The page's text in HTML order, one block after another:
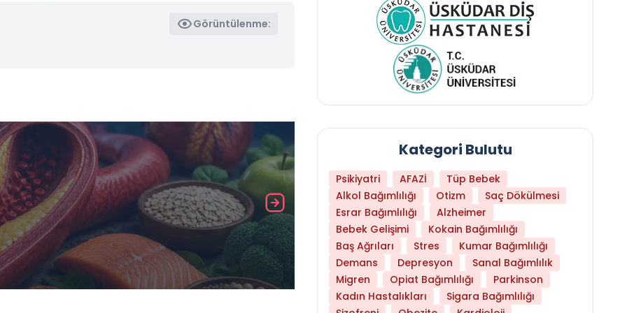
Görüntülenme:
Daha Az Protein Tüketmek Yaşlanmayı
Kategori Bulutu
Psikiyatri AFAZİ
Tüp Bebek
Alkol Bağımlılığı
Otizm
Saç Dökülmesi
Esrar Bağımlılığı
Alzheimer
Bebek Gelişimi
Kokain Bağımlılığı
Baş Ağrıları
Stres
Kumar Bağımlılığı
Demans
Depresyon
Sanal Bağımlılık
Migren
Opiat Bağımlılığı
Parkinson
Kadın Hastalıkları
Sigara Bağımlılığı